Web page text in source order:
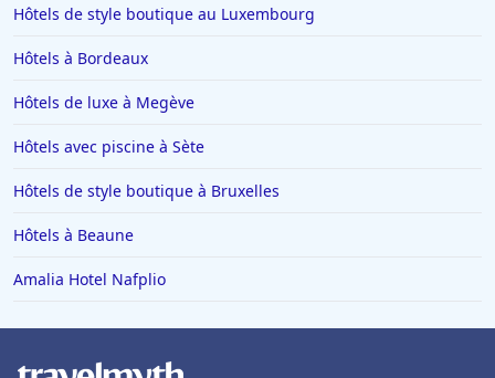
Hôtels de style boutique au Luxembourg
Hôtels à Bordeaux
Hôtels de luxe à Megève
Hôtels avec piscine à Sète
Hôtels de style boutique à Bruxelles
Hôtels à Beaune
Amalia Hotel Nafplio